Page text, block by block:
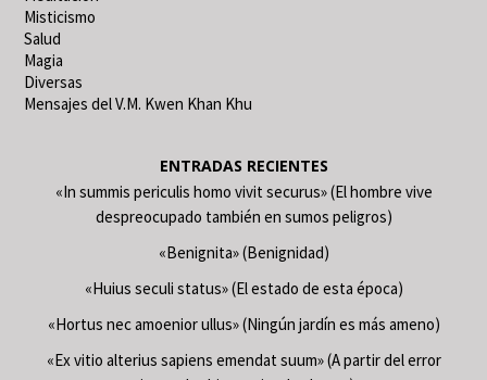
Misticismo
Salud
Magia
Diversas
Mensajes del V.M. Kwen Khan Khu
ENTRADAS RECIENTES
«In summis periculis homo vivit securus» (El hombre vive
despreocupado también en sumos peligros)
«Benignita» (Benignidad)
«Huius seculi status» (El estado de esta época)
«Hortus nec amoenior ullus» (Ningún jardín es más ameno)
«Ex vitio alterius sapiens emendat suum» (A partir del error